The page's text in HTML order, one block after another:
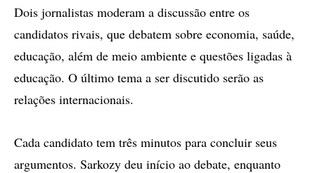
Dois jornalistas moderam a discussão entre os
candidatos rivais, que debatem sobre economia, saúde,
educação, além de meio ambiente e questões ligadas à
educação. O último tema a ser discutido serão as
relações internacionais.
Cada candidato tem três minutos para concluir seus
argumentos. Sarkozy deu início ao debate, enquanto